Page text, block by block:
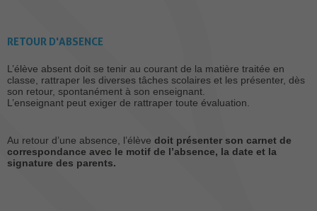
RETOUR D'ABSENCE
L’élève absent doit se tenir au courant de la matière traitée en
classe, rattraper les diverses tâches scolaires et les présenter, dès
son retour, spontanément à son enseignant.
L’enseignant peut exiger de rattraper toute évaluation.
Au retour d’une absence, l’élève doit présenter son carnet de
correspondance avec le motif de l’absence, la date et la
signature des parents.